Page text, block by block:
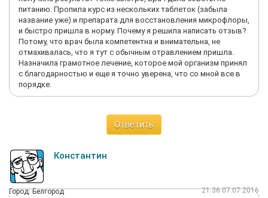
питанию. Пропила курс из нескольких таблеток (забыла
название уже) и препарата для восстановления микрофлоры,
и быстро пришла в норму. Почему я решила написать отзыв?
Потому, что врач была компетентна и внимательна, не
отмахивалась, что я тут с обычным отравлением пришла.
Назначила грамотное лечение, которое мой организм принял
с благодарностью и еще я точно уверена, что со мной все в
порядке.
Ответить
Константин
Город: Белгород 21:36 07.07.2016